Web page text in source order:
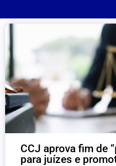
CCJ aprova fim de
para juízes e